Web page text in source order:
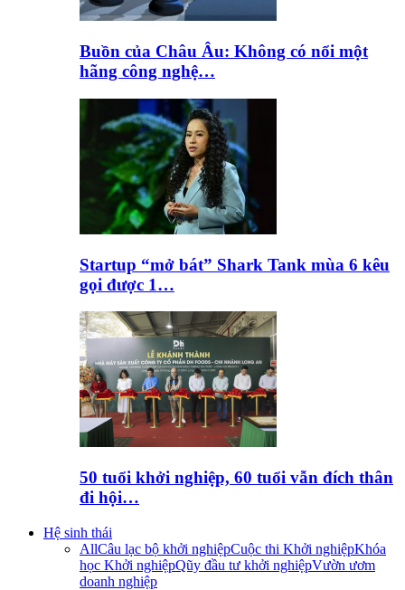
Buồn của Châu Âu: Không có nổi một
hãng công nghệ…
Startup “mở bát” Shark Tank mùa 6 kêu
gọi được 1…
50 tuổi khởi nghiệp, 60 tuổi vẫn đích thân
đi hội…
Hệ sinh thái
AllCâu lạc bộ khởi nghiệpCuộc thi Khởi nghiệpKhóa
học Khởi nghiệpQũy đầu tư khởi nghiệpVườn ươm
doanh nghiệp